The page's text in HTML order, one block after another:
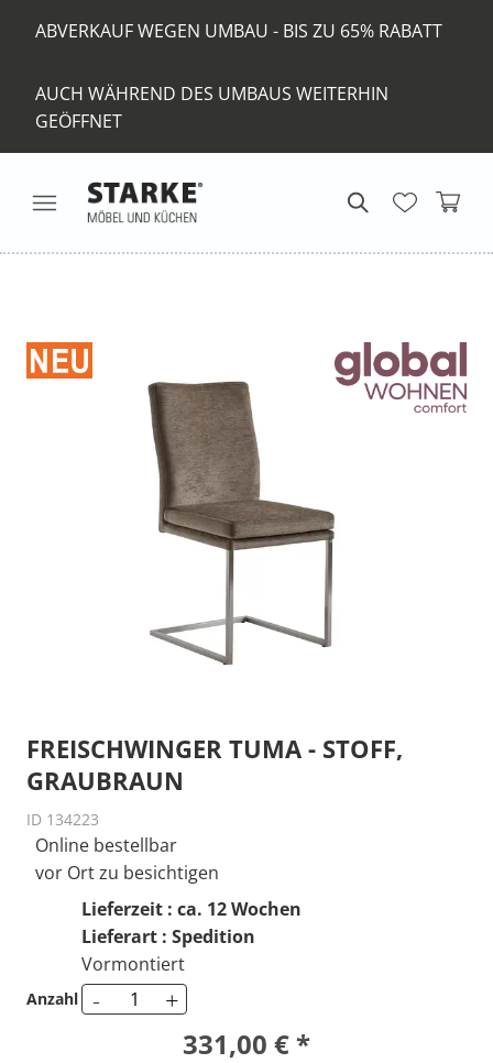
ABVERKAUF WEGEN UMBAU - BIS ZU 65% RABATT
AUCH WÄHREND DES UMBAUS WEITERHIN
GEÖFFNET
FREISCHWINGER TUMA - STOFF,
GRAUBRAUN
ID 134223
Online bestellbar
vor Ort zu besichtigen
Lieferzeit : ca. 12 Wochen
Lieferart : Spedition
Vormontiert
Anzahl - +
331,00 € *